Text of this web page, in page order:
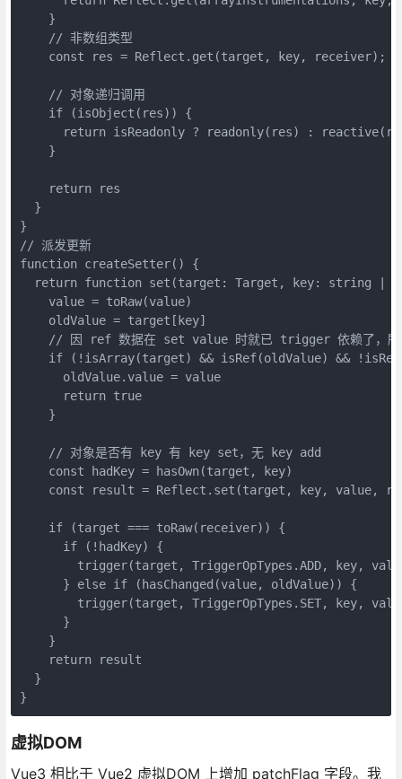
    }
    // 非数组类型
    const res = Reflect.get(target, key, receiver);
    // 对象递归调用
    if (isObject(res)) {
return isReadonly ? readonly(res) :
    }
    return res
  }
}
// 派发更新
function createSetter() {
return function set(target: Target, key: string |
    value = toRaw(value)
    oldValue = target[key]
// 因 ref 数据在 set value 时就已 trigger 依赖了，
if (!isArray(target) && isRef(oldValue) &&
      oldValue.value = value
      return true
    }
    // 对象是否有 key 有 key set，无 key add
    const hadKey = hasOwn(target, key)
const result = Reflect.set(target, key, value,
    if (target === toRaw(receiver)) {
      if (!hadKey) {
trigger(target, TriggerOpTypes.ADD, key,
      } else if (hasChanged(value, oldValue)) {
trigger(target, TriggerOpTypes.SET, key,
      }
    }
    return result
  }
}
虚拟DOM
Vue3 相比于 Vue2 虚拟DOM 上增加 patchFlag 字段。我